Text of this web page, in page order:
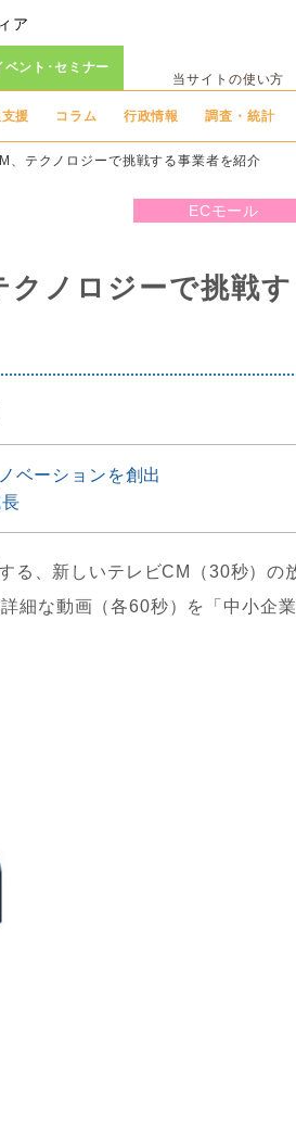
ア
ベント･セミナー
当サイトの使い方
援 コラム 行政情報 調査・統計
、テクノロジーで挑戦する事業者を紹介
ECモール
ノロジーで挑戦す
ベーションを創出
る、新しいテレビCM（30秒）の
細な動画（各60秒）を「中小企業